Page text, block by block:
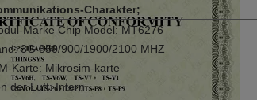
Charakter;
Marke Chip Model: MT6276
3G 850/900/1900/2100 MHZ
Karte: Mikrosim-karte
der Luft: Intern